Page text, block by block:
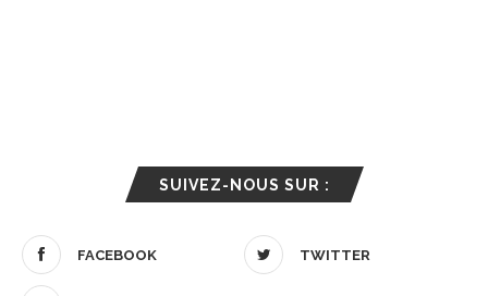
SUIVEZ-NOUS SUR :
FACEBOOK TWITTER